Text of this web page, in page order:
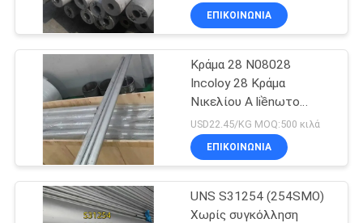
ΕΠΙΚΟΙΝΩΝΙΑ
Κράμα 28 N08028
Incoloy 28 Κράμα
Νικελίου Α liềnωτο
Σωλήνα Με
Πιστοποιητικό EN10204
3.1
USD22.45/KG MOQ:500 κιλά
ΕΠΙΚΟΙΝΩΝΙΑ
UNS S31254 (254SMO)
Χωρίς συγκόλληση